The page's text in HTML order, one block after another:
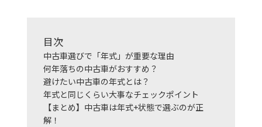
目次
中古車選びで「年式」が重要な理由
何年落ちの中古車がおすすめ？
避けたい中古車の年式とは？
年式と同じくらい大事なチェックポイント
【まとめ】中古車は年式+状態で選ぶのが正
解！